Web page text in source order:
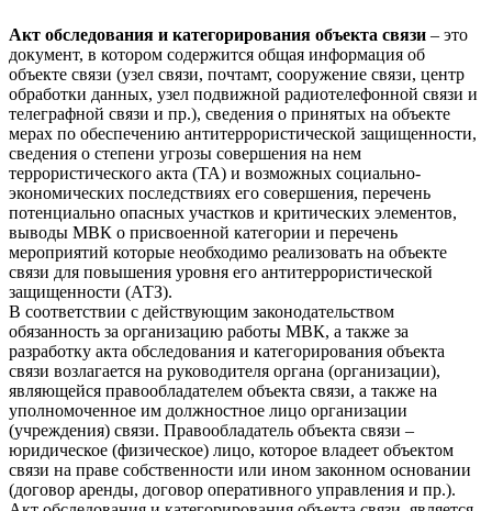
Акт обследования и категорирования объекта связи – это
документ, в котором содержится общая информация об
объекте связи (узел связи, почтамт, сооружение связи, центр
обработки данных, узел подвижной радиотелефонной связи и
телеграфной связи и пр.), сведения о принятых на объекте
мерах по обеспечению антитеррористической защищенности,
сведения о степени угрозы совершения на нем
террористического акта (ТА) и возможных социально-
экономических последствиях его совершения, перечень
потенциально опасных участков и критических элементов,
выводы МВК о присвоенной категории и перечень
мероприятий которые необходимо реализовать на объекте
связи для повышения уровня его антитеррористической
защищенности (АТЗ).
В соответствии с действующим законодательством
обязанность за организацию работы МВК, а также за
разработку акта обследования и категорирования объекта
связи возлагается на руководителя органа (организации),
являющейся правообладателем объекта связи, а также на
уполномоченное им должностное лицо организации
(учреждения) связи. Правообладатель объекта связи –
юридическое (физическое) лицо, которое владеет объектом
связи на праве собственности или ином законном основании
(договор аренды, договор оперативного управления и пр.).